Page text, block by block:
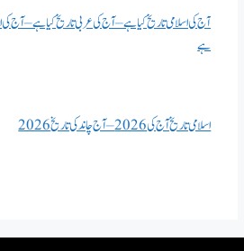
آج کی اسلامی تاریخ کیا ہے – آج کی عربی تاریخ کیا ہے – آج کی
ہے
اسلامی تاریخ آج کی 2026 – آج چاند کی تاریخ 2026